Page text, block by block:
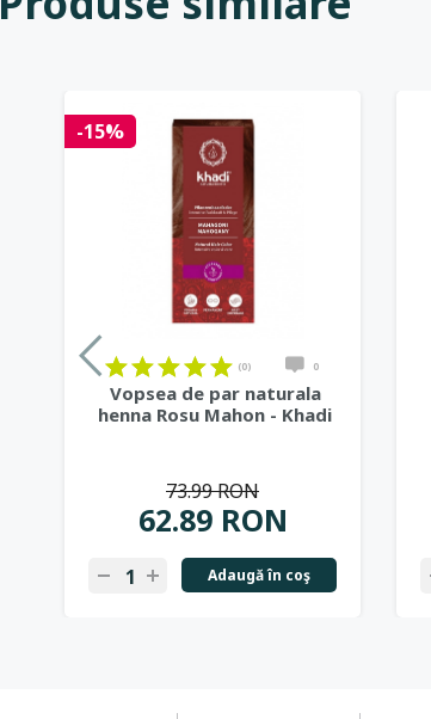
-15%
(0) 0
Vopsea de par naturala
henna Rosu Mahon - Khadi
62.89 RON
73.99 RON
Adaugă în coş